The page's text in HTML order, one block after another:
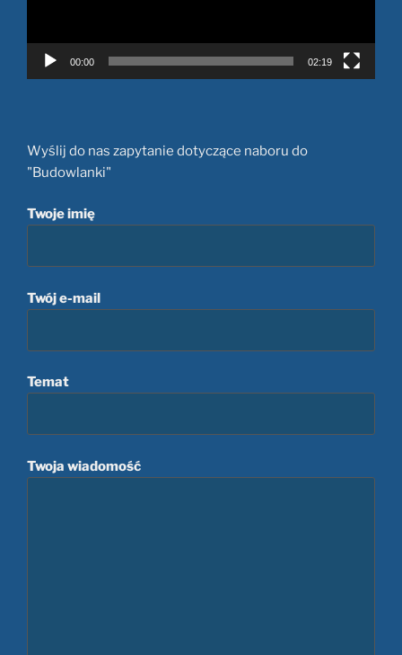
00:00 02:19
Wyślij do nas zapytanie dotyczące naboru do
"Budowlanki"
Twoje imię
Twój e-mail
Temat
Twoja wiadomość